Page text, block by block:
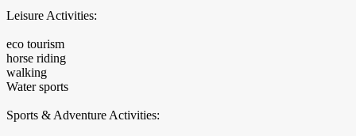
Leisure Activities:
eco tourism
horse riding
walking
Water sports
Sports & Adventure Activities: